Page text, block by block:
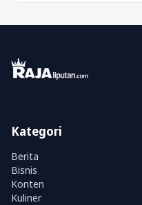
Kategori
Berita
Bisnis
Konten
Kuliner